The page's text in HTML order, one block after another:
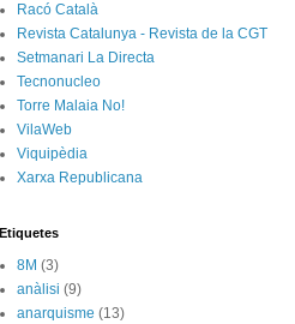
Racó Català
Revista Catalunya - Revista de la CGT
Setmanari La Directa
Tecnonucleo
Torre Malaia No!
VilaWeb
Viquipèdia
Xarxa Republicana
Etiquetes
8M (3)
anàlisi (9)
anarquisme (13)